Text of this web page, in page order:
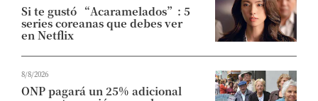
Si te gustó “Acaramelados”: 5
series coreanas que debes ver
en Netflix
8/8/2026
ONP pagará un 25% adicional